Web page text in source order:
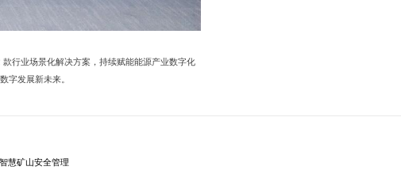
行业场景化解决方案，持续赋能能源产业数字化
字发展新未来。
慧矿山安全管理